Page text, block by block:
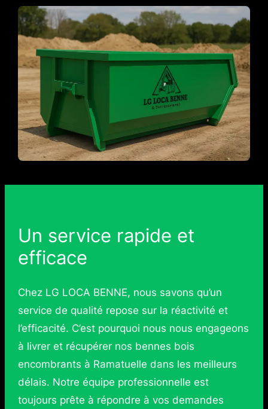
Un service rapide et
efficace
Chez LG LOCA BENNE, nous savons qu’un
service de qualité repose sur la réactivité et
l’efficacité. C’est pourquoi nous nous engageons
à livrer et récupérer nos bennes bois
encombrants à Ramatuelle dans les meilleurs
délais. Notre équipe professionnelle est
toujours prête à répondre à vos demandes